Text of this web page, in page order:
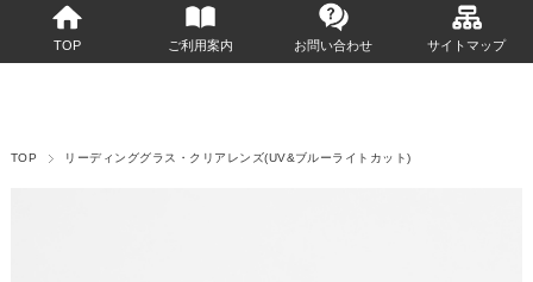
TOP ご利用案内 お問い合わせ サイトマップ
TOP リーディンググラス・クリアレンズ(UV&ブルーライトカット)